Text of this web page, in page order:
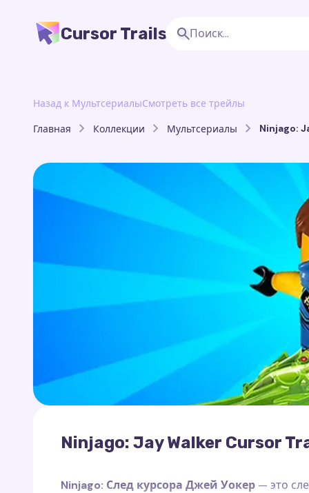
Cursor Trails
Назад к МультсериалыСмотреть все трейлы
Главная Коллекции Мультсериалы Ninjago:
Ninjago: Jay Walker Cursor
Ninjago: След курсора Джей Уокер — это